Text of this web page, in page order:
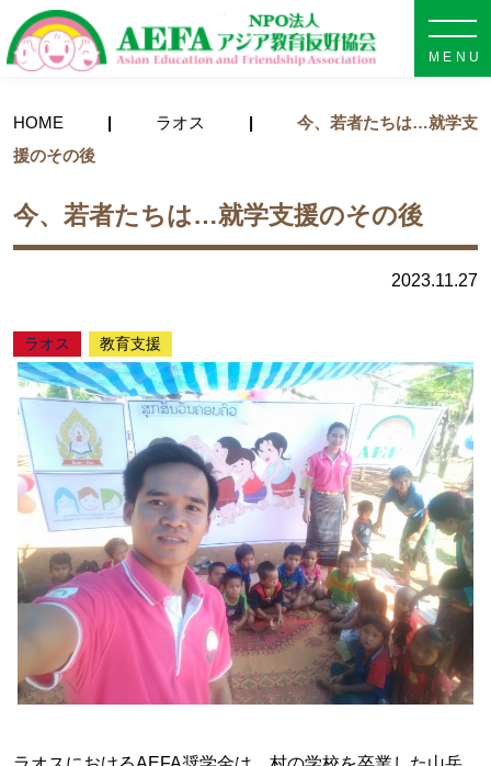
HOME ラオス
今、若者たちは…就学支
援のその後
今、若者たちは…就学支援のその後
2023.11.27
ラオス 教育⽀援